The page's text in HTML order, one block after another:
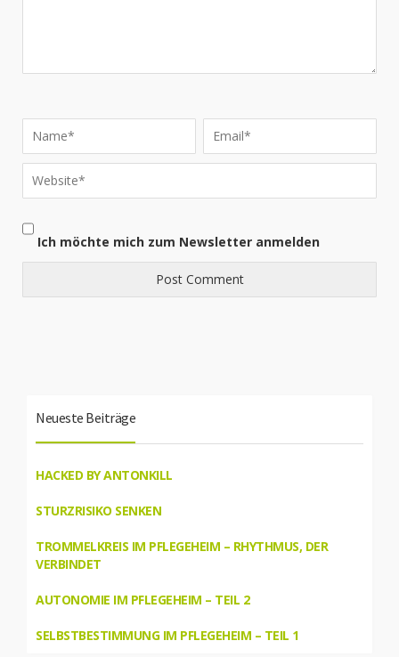
Ich möchte mich zum Newsletter anmelden
Neueste Beiträge
HACKED BY ANTONKILL
STURZRISIKO SENKEN
TROMMELKREIS IM PFLEGEHEIM – RHYTHMUS, DER
VERBINDET
AUTONOMIE IM PFLEGEHEIM – TEIL 2
SELBSTBESTIMMUNG IM PFLEGEHEIM – TEIL 1